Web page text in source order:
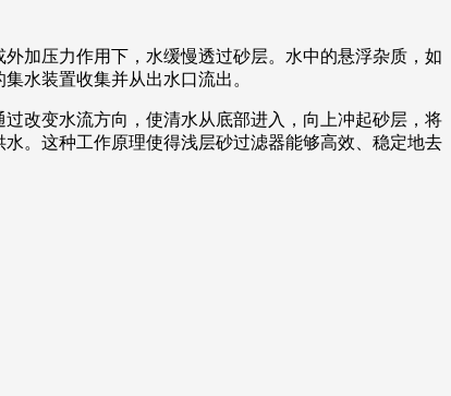
加压力作用下，水缓慢透过砂层。水中的悬浮杂质，如
水装置收集并从出水口流出。
改变水流方向，使清水从底部进入，向上冲起砂层，将
。这种工作原理使得浅层砂过滤器能够高效、稳定地去